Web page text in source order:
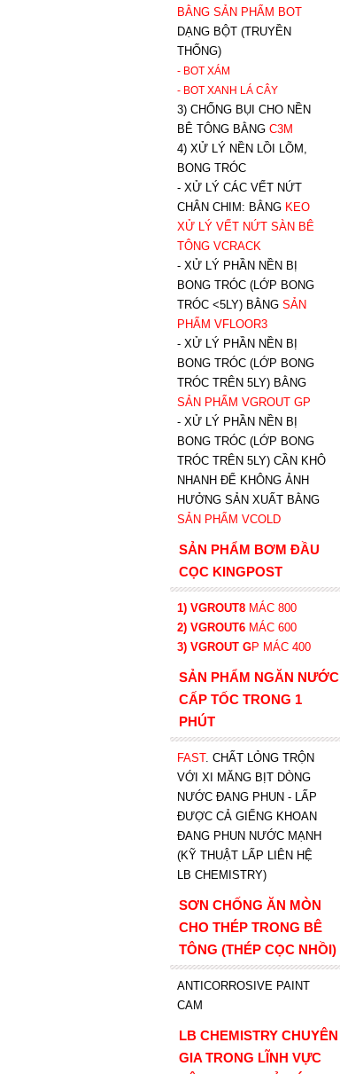
BẰNG SẢN PHẨM BOT
DẠNG BỘT (TRUYỀN
THỐNG)
- BOT XÁM
- BOT XANH LÁ CÂY
3) CHỐNG BỤI CHO NỀN
BÊ TÔNG BẰNG C3M
4) XỬ LÝ NỀN LỒI LÕM,
BONG TRÓC
- XỬ LÝ CÁC VẾT NỨT
CHÂN CHIM: BẰNG KEO
XỬ LÝ VẾT NỨT SÀN BÊ
TÔNG VCRACK
- XỬ LÝ PHẦN NỀN BỊ
BONG TRÓC (LỚP BONG
TRÓC <5LY) BẰNG SẢN
PHẨM VFLOOR3
- XỬ LÝ PHẦN NỀN BỊ
BONG TRÓC (LỚP BONG
TRÓC TRÊN 5LY) BẰNG
SẢN PHẨM VGROUT GP
- XỬ LÝ PHẦN NỀN BỊ
BONG TRÓC (LỚP BONG
TRÓC TRÊN 5LY) CẦN KHÔ
NHANH ĐỂ KHÔNG ẢNH
HƯỞNG SẢN XUẤT BẰNG
SẢN PHẨM VCOLD
SẢN PHẨM BƠM ĐẦU
CỌC KINGPOST
1) VGROUT8 MÁC 800
2) VGROUT6 MÁC 600
3) VGROUT GP MÁC 400
SẢN PHẨM NGĂN NƯỚC
CẤP TỐC TRONG 1
PHÚT
FAST. CHẤT LỎNG TRỘN
VỚI XI MĂNG BỊT DÒNG
NƯỚC ĐANG PHUN - LẤP
ĐƯỢC CẢ GIẾNG KHOAN
ĐANG PHUN NƯỚC MẠNH
(KỸ THUẬT LẤP LIÊN HỆ
LB CHEMISTRY)
SƠN CHỐNG ĂN MÒN
CHO THÉP TRONG BÊ
TÔNG (THÉP CỌC NHỒI)
ANTICORROSIVE PAINT
CAM
LB CHEMISTRY CHUYÊN
GIA TRONG LĨNH VỰC